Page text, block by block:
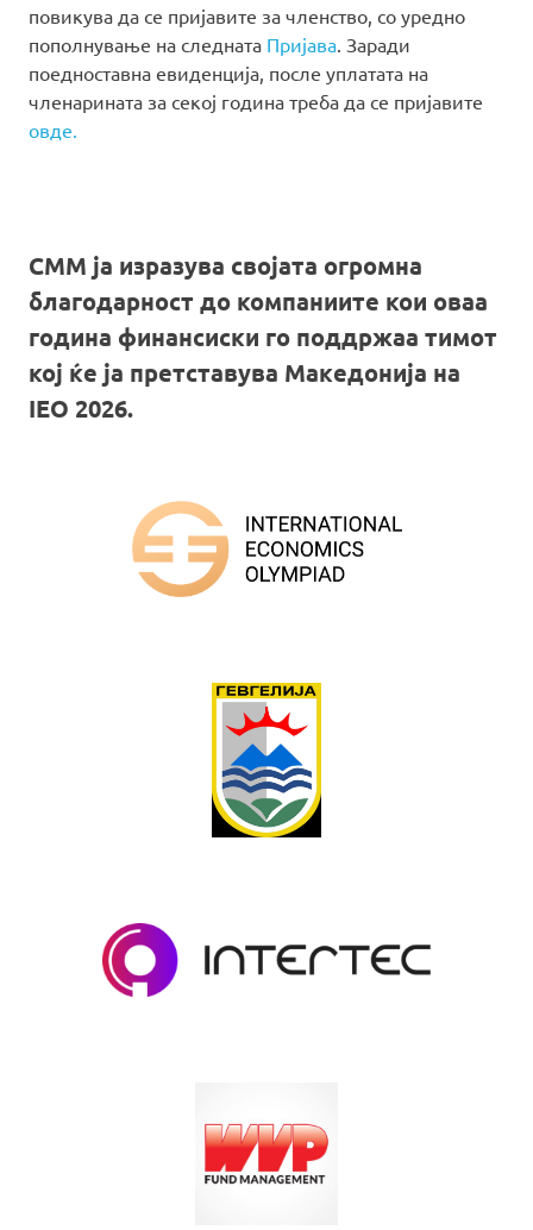
повикува да се пријавите за членство, со уредно
пополнување на следната Пријава . Заради
поедноставна евиденција, после уплатата на
членарината за секој година треба да се пријавите
овде.
СММ ја изразува својата огромна
благодарност до компаниите кои оваа
година финансиски го поддржаа тимот
кој ќе ја претставува Македонија на
IEO 2026.